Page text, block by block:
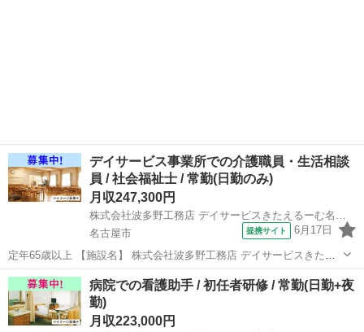
デイサービス事業所での介護職員・生活相談
員 / 社会福祉士 / 常勤(日勤のみ)
月収247,300円
名古屋市
提携サイト 6月17日
定年65歳以上 【施設名】 株式会社波多野工務店 デイサービスきたえ
るーむ名古屋志賀公園 【勤務地】 愛知県 名古屋市北区 【アクセス】
黒川(愛知)駅から徒歩14分 黒川(愛知)駅/庄内通駅/志賀本通駅 【雇用
形態...
愛知 名古屋市 介護士
病院での看護助手 / 初任者研修 / 常勤(日勤+夜
勤)
月収223,000円